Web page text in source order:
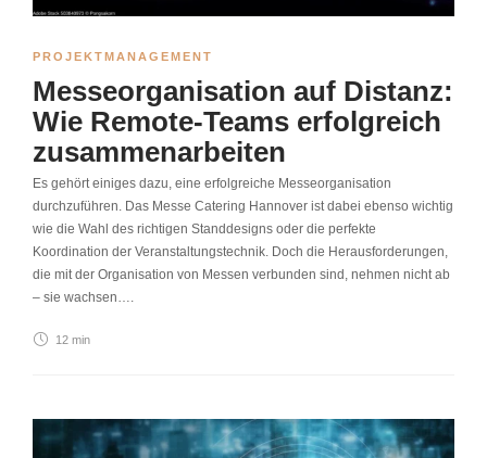
PROJEKTMANAGEMENT
Messeorganisation auf Distanz:
Wie Remote-Teams erfolgreich
zusammenarbeiten
Es gehört einiges dazu, eine erfolgreiche Messeorganisation
durchzuführen. Das Messe Catering Hannover ist dabei ebenso wichtig
wie die Wahl des richtigen Standdesigns oder die perfekte
Koordination der Veranstaltungstechnik. Doch die Herausforderungen,
die mit der Organisation von Messen verbunden sind, nehmen nicht ab
– sie wachsen….
12 min